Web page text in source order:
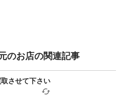
のお店の関連記事
させて下さい